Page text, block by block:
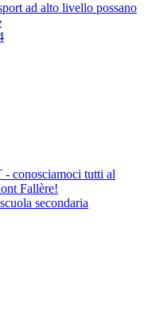
ad alto livello possano
conosciamoci tutti al
Fallère!
secondaria